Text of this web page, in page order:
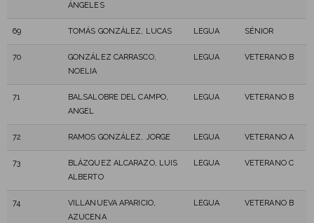
ÁNGELES
69 TOMÁS GONZÁLEZ, LUCAS LEGUA SÉNIOR
70
GONZÁLEZ CARRASCO,
NOELIA
LEGUA VETERANO B
71
BALSALOBRE DEL CAMPO,
ANGEL
LEGUA VETERANO B
72 RAMOS GONZÁLEZ, JORGE LEGUA VETERANO A
73
BLÁZQUEZ ALCARAZO, LUIS
ALBERTO
LEGUA VETERANO C
74
VILLANUEVA APARICIO,
AZUCENA
LEGUA VETERANO B